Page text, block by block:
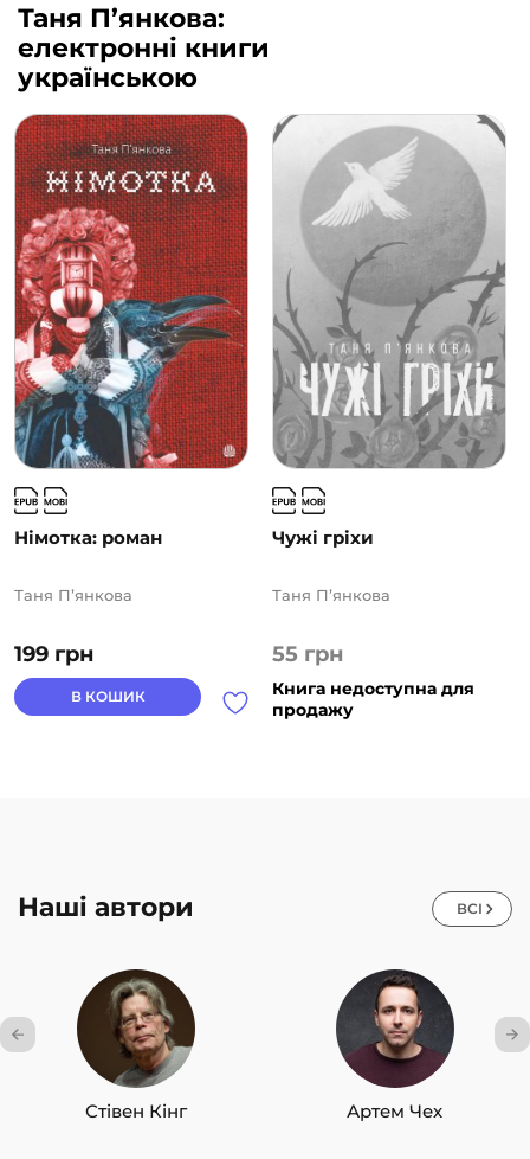
Таня П’янкова:
електронні книги
українською
Німотка: роман
199 грн
Таня П’янкова
В КОШИК
Чужі гріхи
55 грн
Таня П’янкова
Книга недоступна для
продажу
Наші автори ВСІ
Стівен Кінг Артем Чех